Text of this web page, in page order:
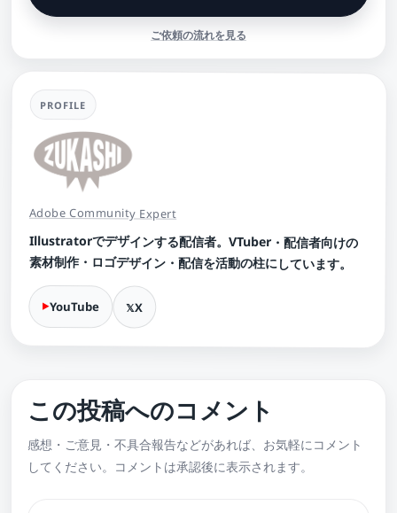
ご依頼の流れを見る
PROFILE
Adobe Community Expert
Illustratorでデザインする配信者。VTuber・配信者向けの
素材制作・ロゴデザイン・配信を活動の柱にしています。
YouTube X
この投稿へのコメント
感想・ご意見・不具合報告などがあれば、お気軽にコメント
してください。コメントは承認後に表示されます。